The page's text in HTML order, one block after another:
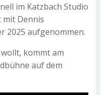
im Katzbach Studio
Dennis
2025 aufgenommen.
kommt am
auf dem